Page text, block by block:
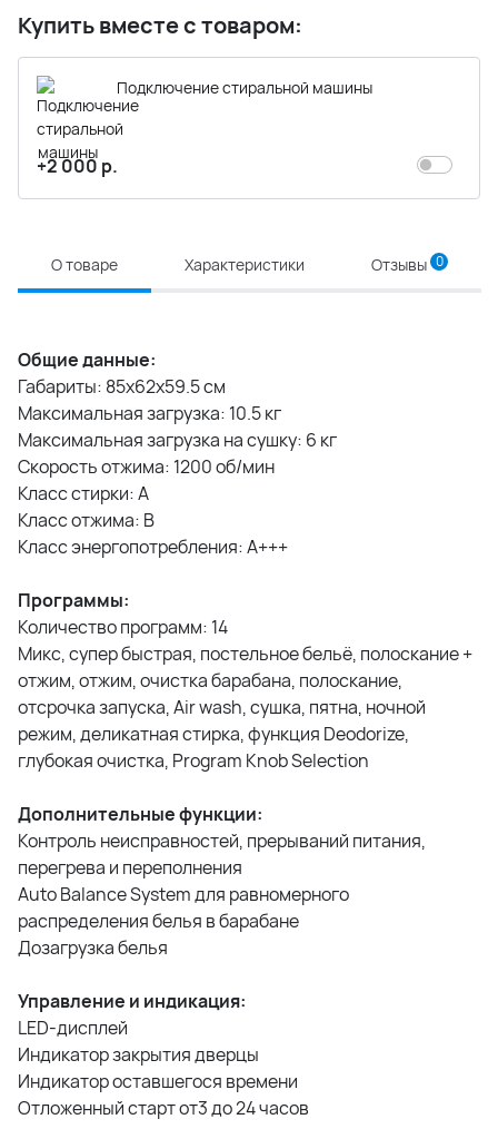
Купить вместе с товаром:
Подключение стиральной машины
+2 000 р.
О товаре Характеристики Отзывы 0
Общие данные:
Габариты: 85x62x59.5 см
Максимальная загрузка: 10.5 кг
Максимальная загрузка на сушку: 6 кг
Скорость отжима: 1200 об/мин
Класс стирки: A
Класс отжима: B
Класс энергопотребления: A+++
Программы:
Количество программ: 14
Микс, супер быстрая, постельное бельё, полоскание +
отжим, отжим, очистка барабана, полоскание,
отсрочка запуска, Air wash, сушка, пятна, ночной
режим, деликатная стирка, функция Deodorize,
глубокая очистка, Program Knob Selection
Дополнительные функции:
Контроль неисправностей, прерываний питания,
перегрева и переполнения
Auto Balance System для равномерного
распределения белья в барабане
Дозагрузка белья
Управление и индикация:
LED-дисплей
Индикатор закрытия дверцы
Индикатор оставшегося времени
Отложенный старт от3 до 24 часов